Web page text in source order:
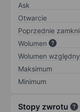
Ask
Otwarcie
Poprzednie
Wolumen
Wolumen względny
Maksimum
Minimum
Stopy zwrotu